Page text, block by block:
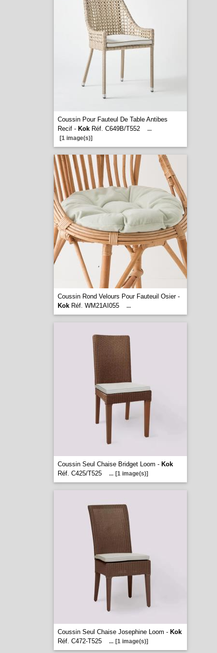
Coussin Pour Fauteul De Table Antibes
Recif - KokRéf. C649B/T552
...
[1 image(s)]
Coussin Rond Velours Pour Fauteuil Osier -
KokRéf. WM21AI055 ...
Coussin Seul Chaise Bridget Loom - Kok
Réf. C425/T525
... [1 image(s)]
Coussin Seul Chaise Josephine Loom - Kok
Réf. C472-T525
... [1 image(s)]